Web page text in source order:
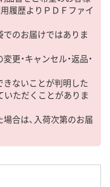
履歴よりＰＤＦファイ
でのお届けではありま
更・キャンセル・返品・
きないことが判明した
いただくことがありま
合は、入荷次第のお届